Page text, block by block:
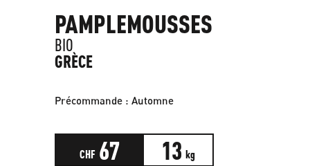
PAMPLEMOUSSES
BIO
GRÈCE
Précommande : Automne
CHF 67 13 kg